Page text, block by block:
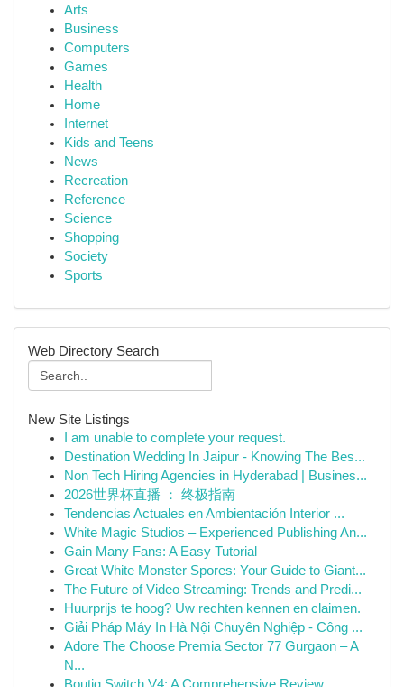
Arts
Business
Computers
Games
Health
Home
Internet
Kids and Teens
News
Recreation
Reference
Science
Shopping
Society
Sports
Web Directory Search
New Site Listings
I am unable to complete your request.
Destination Wedding In Jaipur - Knowing The Bes...
Non Tech Hiring Agencies in Hyderabad | Busines...
2026世界杯直播 ： 终极指南
Tendencias Actuales en Ambientación Interior ...
White Magic Studios – Experienced Publishing An...
Gain Many Fans: A Easy Tutorial
Great White Monster Spores: Your Guide to Giant...
The Future of Video Streaming: Trends and Predi...
Huurprijs te hoog? Uw rechten kennen en claimen.
Giải Pháp Máy In Hà Nội Chuyên Nghiệp - Công ...
Adore The Choose Premia Sector 77 Gurgaon – A
N...